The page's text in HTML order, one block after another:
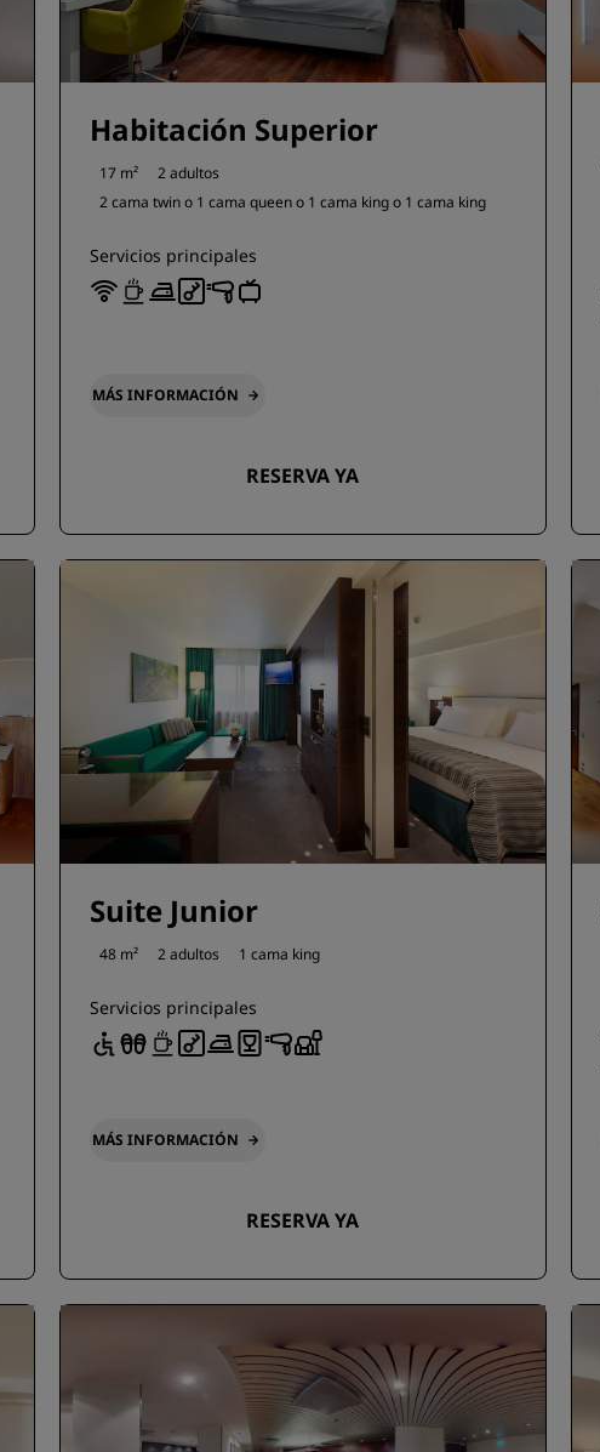
Habitación Superior
17 m²
2 adultos
2 cama twin o 1 cama queen o 1 cama king o 1 cama king
Servicios principales
MÁS INFORMACIÓN
RESERVA YA
Suite Junior
48 m² 2 adultos 1 cama king
Servicios principales
MÁS INFORMACIÓN
RESERVA YA